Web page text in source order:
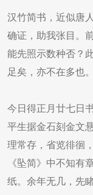
汉竹简书，近似唐
确证，助我张目。
能先照示数种否？
足矣，亦不在多也
今日得正月廿七日
平生据金石刻金文
理常存，省览徘徊
《坠简》中不知有
纸。余年无几，先